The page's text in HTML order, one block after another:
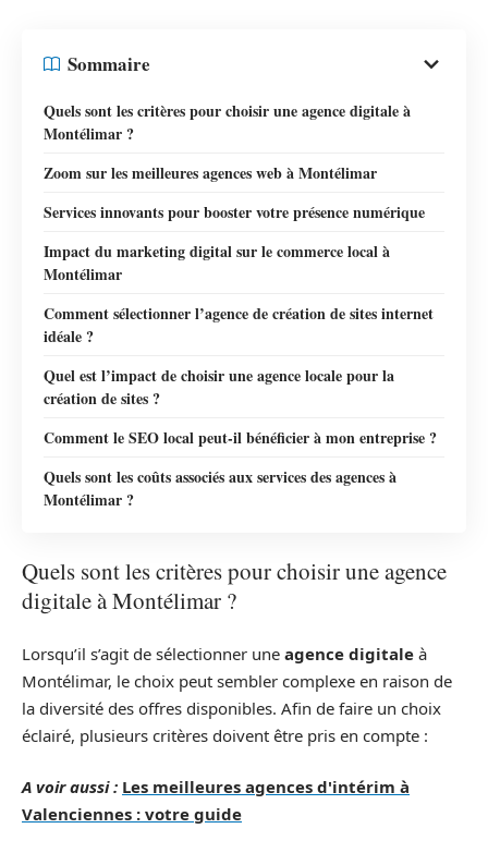
Sommaire
Quels sont les critères pour choisir une agence digitale à
Montélimar ?
Zoom sur les meilleures agences web à Montélimar
Services innovants pour booster votre présence numérique
Impact du marketing digital sur le commerce local à
Montélimar
Comment sélectionner l’agence de création de sites internet
idéale ?
Quel est l’impact de choisir une agence locale pour la
création de sites ?
Comment le SEO local peut-il bénéficier à mon entreprise ?
Quels sont les coûts associés aux services des agences à
Montélimar ?
Quels sont les critères pour choisir une agence
digitale à Montélimar ?
Lorsqu’il s’agit de sélectionner une agence digitale à
Montélimar, le choix peut sembler complexe en raison de
la diversité des offres disponibles. Afin de faire un choix
éclairé, plusieurs critères doivent être pris en compte :
A voir aussi : Les meilleures agences d'intérim à
Valenciennes : votre guide